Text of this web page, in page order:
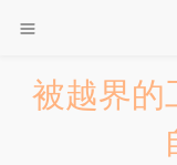
被越界的